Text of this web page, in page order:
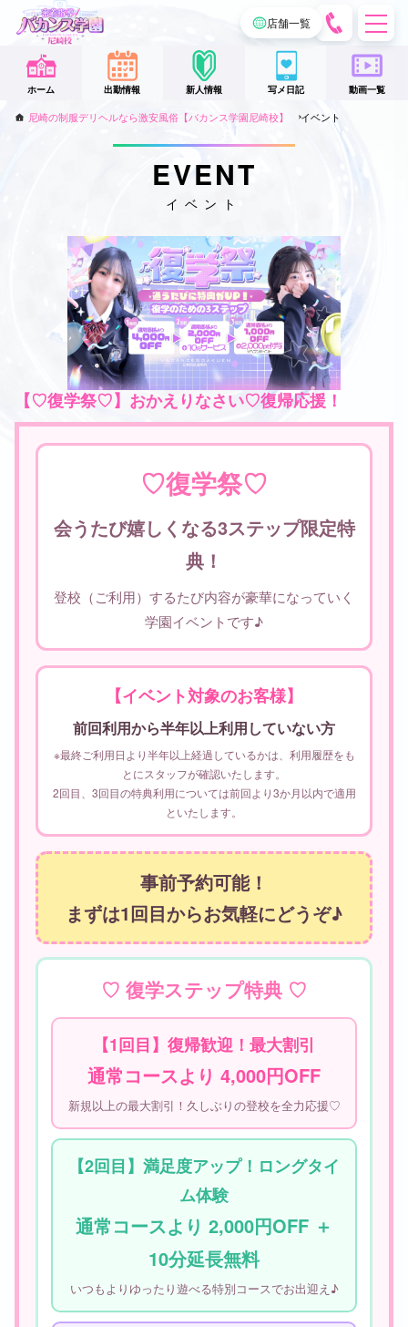
店舗一覧
話
を
か
る
ホーム 出勤情報 新人情報 写メ日記 動画一覧
尼崎の制服デリヘルなら激安風俗【バカンス学園尼崎校】 イベント
EVENT
イベント
【♡復学祭♡】おかえりなさい♡復帰応援！
♡復学祭♡
会うたび嬉しくなる3ステップ限定特
典！
登校（ご利用）するたび内容が豪華になっていく
学園イベントです♪
【イベント対象のお客様】
前回利用から半年以上利用していない方
※最終ご利用日より半年以上経過しているかは、利用履歴をも
とにスタッフが確認いたします。
2回目、3回目の特典利用については前回より3か月以内で適用
といたします。
事前予約可能！
まずは1回目からお気軽にどうぞ♪
♡ 復学ステップ特典 ♡
【1回目】復帰歓迎！最大割引
通常コースより 4,000円OFF
新規以上の最大割引！久しぶりの登校を全力応援♡
【2回目】満足度アップ！ロングタイ
ム体験
通常コースより 2,000円OFF ＋
10分延長無料
いつもよりゆったり遊べる特別コースでお出迎え♪